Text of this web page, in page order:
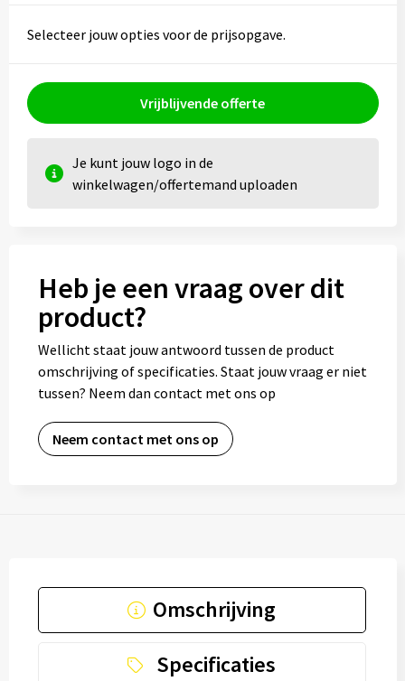
Ondergoed, Sokken en Nachtkleding
Vesten
Selecteer jouw opties voor de prijsopgave.
Vrijblijvende offerte
Je kunt jouw logo in de
winkelwagen/offertemand uploaden
Heb je een vraag over dit
product?
Wellicht staat jouw antwoord tussen de product
omschrijving of specificaties. Staat jouw vraag er niet
tussen? Neem dan contact met ons op
Neem contact met ons op
Omschrijving
Specificaties